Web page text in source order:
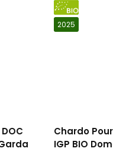
BIO
2025
Chardo
IGP BIO